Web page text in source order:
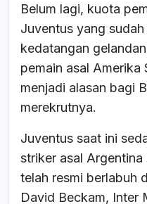
Belum lagi, kuota
Juventus yang
kedatangan
pemain asal Amerika
menjadi alasan bagi
merekrutnya.
Juventus saat ini
striker asal
telah resmi berlabuh
David Beckam, Inter